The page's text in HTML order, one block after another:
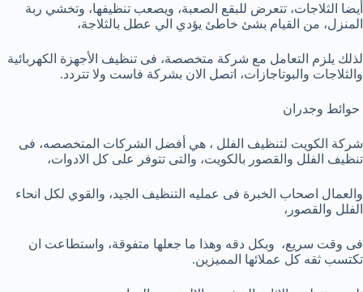
أيضا الثلاجات، تتعرض للبقع الصعبة، ويصعب تنظيفها، وتخشي ربة
المنزل، من القيام بشئ خاطئ يؤدي الي عطل بالثلاجة،
لذلك يلزم التعامل مع شركة متخصصة، فى تنظيف الأجهزة الكهربائية
والثلاجات والبوتاجازات، اتصل الان بشركة فاست ولا تتردد.
حوائط وجدران
شركة الكويت لتنظيف الفلل ، هي أفضل الشركات المتخصصه، فى
تنظيف الفلل والقصور بالكويت، والتى تتوفر على كل الادوات،
والعمال اصحاب الخبرة فى عمليه التنظيف الجيد، والقوي لكل انحاء
الفلل والقصور،
فى وقت سريع، وبكل دقه وهذا ما جعلها متفوقة، واستطاعت ان
تكتسب ثقه كل عملائها المميزين.